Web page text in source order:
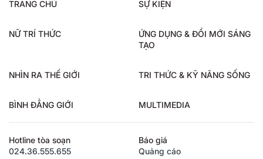
TRANG CHỦ SỰ KIỆN
NỮ TRÍ THỨC
ỨNG DỤNG & ĐỔI MỚI SÁNG
TẠO
NHÌN RA THẾ GIỚI TRI THỨC & KỸ NĂNG SỐNG
BÌNH ĐẲNG GIỚI MULTIMEDIA
Hotline tòa soạn
024.36.555.655
Báo giá
Quảng cáo